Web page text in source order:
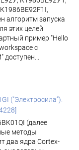
алгоритм запуска
этих целей
пример "Hello
с
("Электросила”).
(далее
методы
два ядра Cortex-